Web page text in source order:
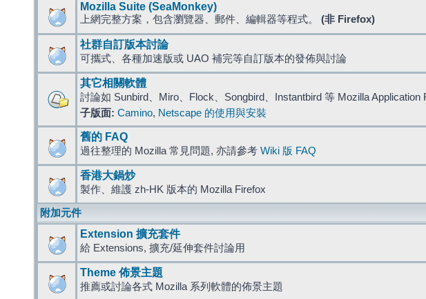
Mozilla Suite (SeaMonkey)
上網完整方案，包含瀏覽器、郵件、編輯器等程式。 (非 Firefox)
社群自訂版本討論
可攜式、各種加速版或 UAO 補完等自訂版本的發佈與討論
其它相關軟體
討論如 Sunbird、Miro、Flock、Songbird、Instantbird 等 Mozilla
子版面: Camino, Netscape 的使用與安裝
舊的 FAQ
過往整理的 Mozilla 常見問題, 亦請參考 Wiki 版 FAQ
香港大鍋炒
製作、維護 zh-HK 版本的 Mozilla Firefox
附加元件
Extension 擴充套件
給 Extensions, 擴充/延伸套件討論用
Theme 佈景主題
推薦或討論各式 Mozilla 系列軟體的佈景主題